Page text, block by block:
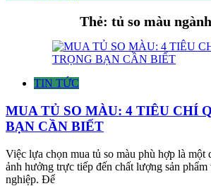
Thẻ: tủ so màu
TIN TỨC
MUA TỦ SO MÀU: 4 TIÊU CHÍ
BẠN CẦN BIẾT
Việc lựa chọn mua tủ so màu phù hợp là một
ảnh hưởng trực tiếp đến chất lượng sản
nghiệp. Để